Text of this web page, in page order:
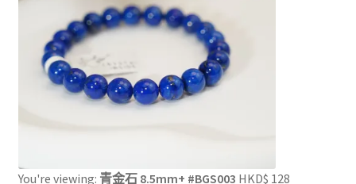
You're viewing: 青金石 8.5mm+ #BGS003 HKD$ 128